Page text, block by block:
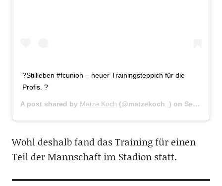
?Stillleben #fcunion – neuer Trainingsteppich für die
Profis. ?
A post shared by Matze Koch (@matzekoch_) on Sep 4, 2019 at 2:02am PDT
Wohl deshalb fand das Training für einen
Teil der Mannschaft im Stadion statt.